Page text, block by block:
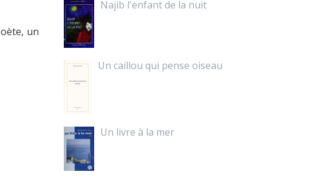
un
Najib l'enfant de la nuit
Un caillou qui pense oiseau
Un livre à la mer